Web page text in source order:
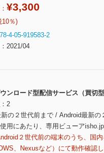
¥3,300
10％)
4-05-919583-2
2021/04
ンロード型配信サービス（買切型
2
の２世代前まで / Android最新の
用にあたり、専用ビューア
２世代前の端末のうち、国
、Nexusなど）にて動作確認